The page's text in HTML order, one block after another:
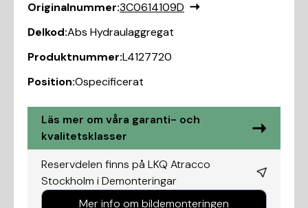
Originalnummer:3C0614109D
Delkod:Abs Hydraulaggregat
Produktnummer:L4127720
Position:Ospecificerat
Läs mer om våra garanti- och
kvalitetsklasser
Reservdelen finns på LKQ Atracco
Stockholm i Demonteringar
Mer info om bildemonteringen